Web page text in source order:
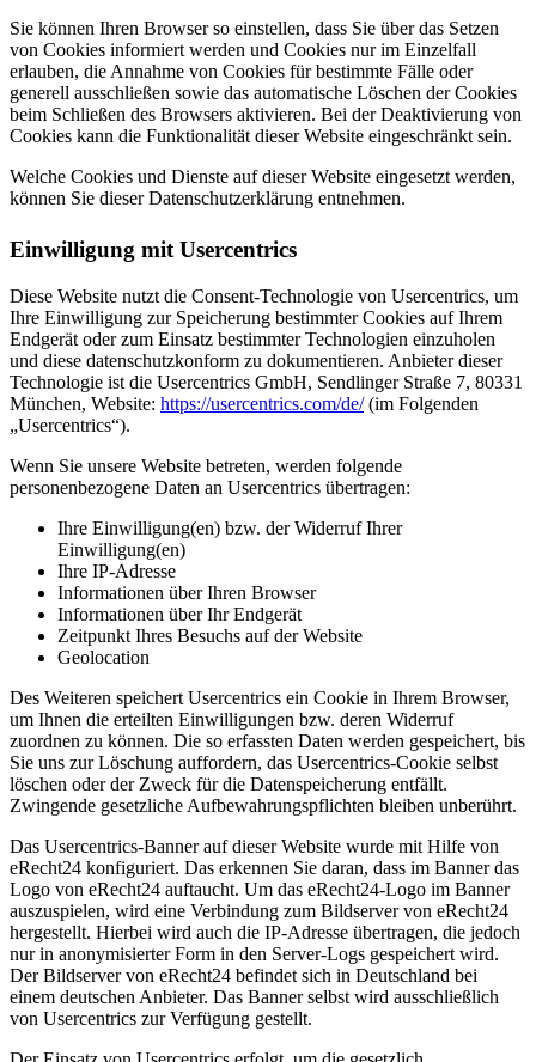
Sie können Ihren Browser so einstellen, dass Sie über das Setzen
von Cookies informiert werden und Cookies nur im Einzelfall
erlauben, die Annahme von Cookies für bestimmte Fälle oder
generell ausschließen sowie das automatische Löschen der Cookies
beim Schließen des Browsers aktivieren. Bei der Deaktivierung von
Cookies kann die Funktionalität dieser Website eingeschränkt sein.
Welche Cookies und Dienste auf dieser Website eingesetzt werden,
können Sie dieser Datenschutzerklärung entnehmen.
Einwilligung mit Usercentrics
Diese Website nutzt die Consent-Technologie von Usercentrics, um
Ihre Einwilligung zur Speicherung bestimmter Cookies auf Ihrem
Endgerät oder zum Einsatz bestimmter Technologien einzuholen
und diese datenschutzkonform zu dokumentieren. Anbieter dieser
Technologie ist die Usercentrics GmbH, Sendlinger Straße 7, 80331
München, Website: https://usercentrics.com/de/(im Folgenden
„Usercentrics“).
Wenn Sie unsere Website betreten, werden folgende
personenbezogene Daten an Usercentrics übertragen:
Ihre Einwilligung(en) bzw. der Widerruf Ihrer
Einwilligung(en)
Ihre IP-Adresse
Informationen über Ihren Browser
Informationen über Ihr Endgerät
Zeitpunkt Ihres Besuchs auf der Website
Geolocation
Des Weiteren speichert Usercentrics ein Cookie in Ihrem Browser,
um Ihnen die erteilten Einwilligungen bzw. deren Widerruf
zuordnen zu können. Die so erfassten Daten werden gespeichert, bis
Sie uns zur Löschung auffordern, das Usercentrics-Cookie selbst
löschen oder der Zweck für die Datenspeicherung entfällt.
Zwingende gesetzliche Aufbewahrungspflichten bleiben unberührt.
Das Usercentrics-Banner auf dieser Website wurde mit Hilfe von
eRecht24 konfiguriert. Das erkennen Sie daran, dass im Banner das
Logo von eRecht24 auftaucht. Um das eRecht24-Logo im Banner
auszuspielen, wird eine Verbindung zum Bildserver von eRecht24
hergestellt. Hierbei wird auch die IP-Adresse übertragen, die jedoch
nur in anonymisierter Form in den Server-Logs gespeichert wird.
Der Bildserver von eRecht24 befindet sich in Deutschland bei
einem deutschen Anbieter. Das Banner selbst wird ausschließlich
von Usercentrics zur Verfügung gestellt.